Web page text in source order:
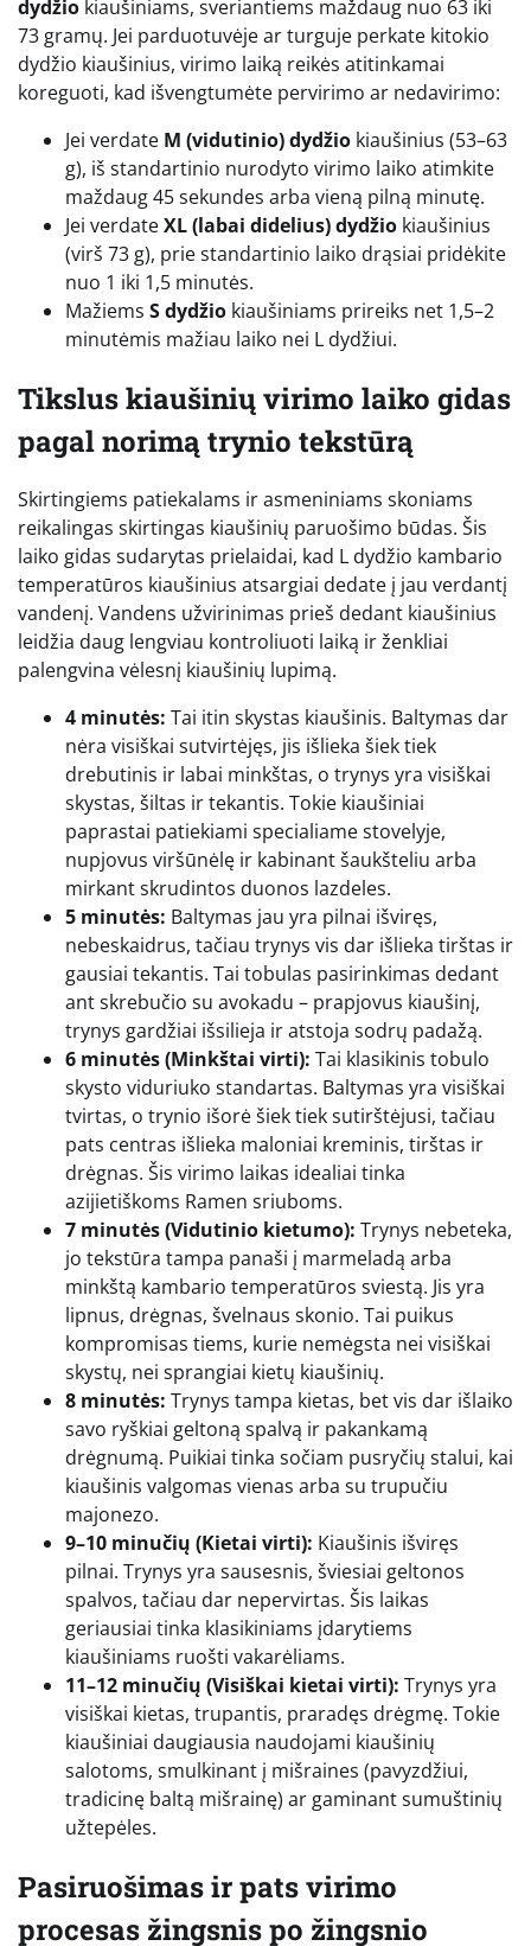
dydžio kiaušiniams, sveriantiems maždaug nuo 63 iki
73 gramų. Jei parduotuvėje ar turguje perkate kitokio
dydžio kiaušinius, virimo laiką reikės atitinkamai
koreguoti, kad išvengtumėte pervirimo ar nedavirimo:
Jei verdate M (vidutinio) dydžio kiaušinius (53–63
g), iš standartinio nurodyto virimo laiko atimkite
maždaug 45 sekundes arba vieną pilną minutę.
Jei verdateXL (labai didelius) dydžio kiaušinius
(virš 73 g), prie standartinio laiko drąsiai pridėkite
nuo 1 iki 1,5 minutės.
Mažiems S dydžio kiaušiniams prireiks net 1,5–2
minutėmis mažiau laiko nei L dydžiui.
Tikslus kiaušinių virimo laiko gidas
pagal norimą trynio tekstūrą
Skirtingiems patiekalams ir asmeniniams skoniams
reikalingas skirtingas kiaušinių paruošimo būdas. Šis
laiko gidas sudarytas prielaidai, kad L dydžio kambario
temperatūros kiaušinius atsargiai dedate į jau verdantį
vandenį. Vandens užvirinimas prieš dedant kiaušinius
leidžia daug lengviau kontroliuoti laiką ir ženkliai
palengvina vėlesnį kiaušinių lupimą.
4 minutės: Tai itin skystas kiaušinis. Baltymas dar
nėra visiškai sutvirtėjęs, jis išlieka šiek tiek
drebutinis ir labai minkštas, o trynys yra visiškai
skystas, šiltas ir tekantis. Tokie kiaušiniai
paprastai patiekiami specialiame stovelyje,
nupjovus viršūnėlę ir kabinant šaukšteliu arba
mirkant skrudintos duonos lazdeles.
5 minutės: Baltymas jau yra pilnai išviręs,
nebeskaidrus, tačiau trynys vis dar išlieka tirštas ir
gausiai tekantis. Tai tobulas pasirinkimas dedant
ant skrebučio su avokadu – prapjovus kiaušinį,
trynys gardžiai išsilieja ir atstoja sodrų padažą.
6 minutės (Minkštai virti): Tai klasikinis tobulo
skysto viduriuko standartas. Baltymas yra visiškai
tvirtas, o trynio išorė šiek tiek sutirštėjusi, tačiau
pats centras išlieka maloniai kreminis, tirštas ir
drėgnas. Šis virimo laikas idealiai tinka
azijietiškoms Ramen sriuboms.
7 minutės (Vidutinio kietumo): Trynys nebeteka,
jo tekstūra tampa panaši į marmeladą arba
minkštą kambario temperatūros sviestą. Jis yra
lipnus, drėgnas, švelnaus skonio. Tai puikus
kompromisas tiems, kurie nemėgsta nei visiškai
skystų, nei sprangiai kietų kiaušinių.
8 minutės: Trynys tampa kietas, bet vis dar išlaiko
savo ryškiai geltoną spalvą ir pakankamą
drėgnumą. Puikiai tinka sočiam pusryčių stalui, kai
kiaušinis valgomas vienas arba su trupučiu
majonezo.
9–10 minučių (Kietai virti): Kiaušinis išviręs
pilnai. Trynys yra sausesnis, šviesiai geltonos
spalvos, tačiau dar nepervirtas. Šis laikas
geriausiai tinka klasikiniams įdarytiems
kiaušiniams ruošti vakarėliams.
11–12 minučių (Visiškai kietai virti): Trynys yra
visiškai kietas, trupantis, praradęs drėgmę. Tokie
kiaušiniai daugiausia naudojami kiaušinių
salotoms, smulkinant į mišraines (pavyzdžiui,
tradicinę baltą mišrainę) ar gaminant sumuštinių
užtepėles.
Pasiruošimas ir pats virimo
procesas žingsnis po žingsnio